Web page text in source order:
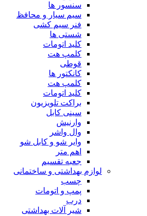
سنسور ها
سیم سیار و محافظ
فنر سیم کشی
شستی ها
کلید اتومات
کلمپ هت
قوطی
کانکتور ها
کلمپ هت
کلید اتومات
براکت تلویزیون
سینی کابل
وارنیش
وال واشر
وایر شو و کابل شو
اهم متر
جعبه تقسیم
لوازم بهداشتی و ساختمانی
چسب
پمپ و اتومات
درب
شیر آلات بهداشتی